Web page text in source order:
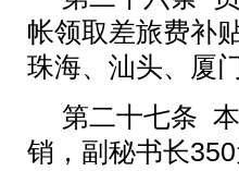
帐领取差旅费补
珠海、汕头、厦
第二十七条
销，副秘书长350